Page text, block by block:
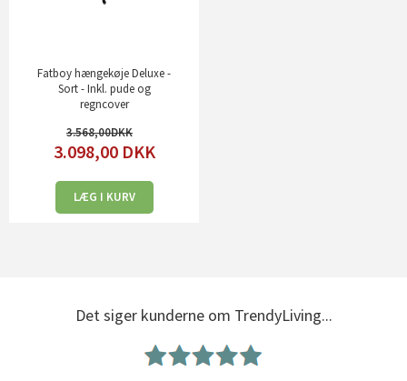
Fatboy hængekøje Deluxe -
Sort - Inkl. pude og
regncover
3.568,00
3.098,00 DKK
LÆG I KURV
Det siger kunderne om TrendyLiving...